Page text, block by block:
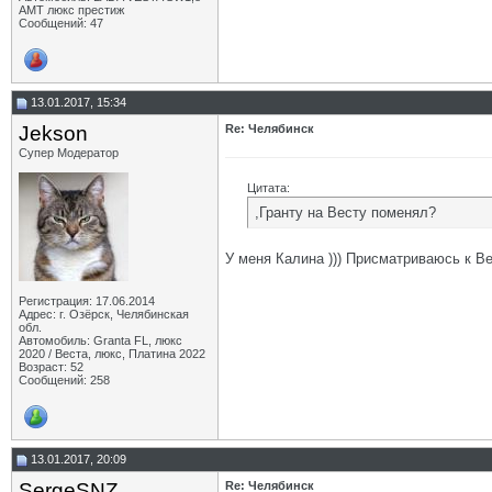
AMT люкс престиж
Сообщений: 47
13.01.2017, 15:34
Jekson
Супер Модератор
Регистрация: 17.06.2014
Адрес: г. Озёрск, Челябинская
обл.
Автомобиль: Granta FL, люкс
2020 / Веста, люкс, Платина 2022
Возраст: 52
Сообщений: 258
Re: Челябинск
Цитата:
,Гранту на Весту поменял?
У меня Калина ))) Присматриваюсь к
13.01.2017, 20:09
Re: Челябинск